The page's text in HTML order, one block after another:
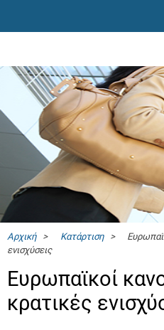
Αρχική> Κατάρτιση>
ενισχύσεις
Ευρωπαϊκοί
κρατικές